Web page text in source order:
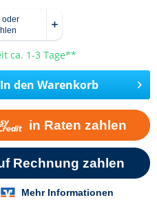
ca. 1-3 Tage**
In den Warenkorb